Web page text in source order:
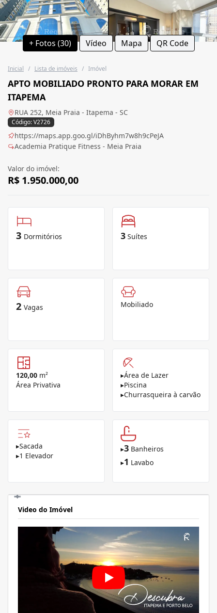
+ Fotos (30) Vídeo Mapa QR Code
Inicial / Lista de imóveis / Imóvel
APTO MOBILIADO PRONTO PARA MORAR EM
ITAPEMA
RUA 252, Meia Praia - Itapema - SC
Código: V2726
https://maps.app.goo.gl/iDhByhm7w8h9cPeJA
Academia Pratique Fitness - Meia Praia
Valor do imóvel:
R$ 1.950.000,00
3 Dormitórios 3 Suítes
2 Vagas Mobiliado
120,00 m²
Área Privativa
▸Área de Lazer
▸Piscina
▸Churrasqueira à carvão
▸Sacada
▸1 Elevador
▸3 Banheiros
▸1 Lavabo
Video do Imóvel